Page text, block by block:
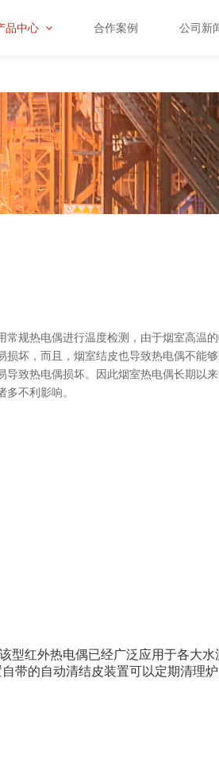
品中心
电视系列
红外测温
系列
测控仪表
系列
合作案例 公司新
常规热电偶进行温度检测，由于烟室高温
损坏，而且，烟室结皮也导致热电偶不能
导致热电偶损坏。因此烟室热电偶长期以
不利影响。
型红外热电偶已经广泛应用于各大水
带的自动清结皮装置可以定期清理